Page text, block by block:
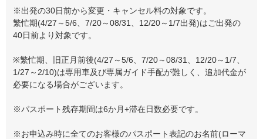
※出発の30日前から変更・キャンセル料の対象です。
繁忙期(4/27～5/6、7/20～08/31、12/20～1/7出発)はご出発の
40日前より対象です。
※繁忙期、旧正月前後(4/27～5/6、7/20～08/31、12/20～1/7、
1/27～2/10)は専用車及び専属ガイド手配が難しく、追加代金が
必要になる場合がございます。
※パスポート残存期間は6か月+滞在日数必要です。
※お申込み時に全てのお客様のパスポート表記のお名前(ローマ